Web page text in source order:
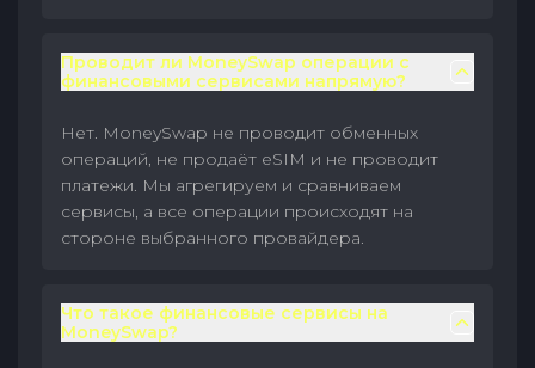
Проводит ли MoneySwap операции с
финансовыми сервисами напрямую?
Нет. MoneySwap не проводит обменных
операций, не продаёт eSIM и не проводит
платежи. Мы агрегируем и сравниваем
сервисы, а все операции происходят на
стороне выбранного провайдера.
Что такое финансовые сервисы на
MoneySwap?